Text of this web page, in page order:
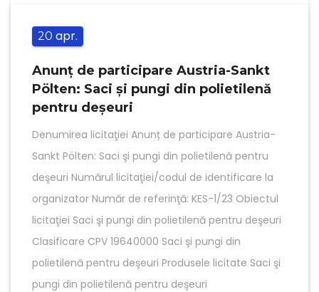
20 apr.
Anunț de participare Austria-Sankt
Pölten: Saci şi pungi din polietilenă
pentru deşeuri
Denumirea licitaţiei Anunț de participare Austria-
Sankt Pölten: Saci şi pungi din polietilenă pentru
deşeuri Numărul licitaţiei/codul de identificare la
organizator Număr de referinţă: KES-1/23 Obiectul
licitaţiei Saci şi pungi din polietilenă pentru deşeuri
Clasificare CPV 19640000 Saci şi pungi din
polietilenă pentru deşeuri Produsele licitate Saci şi
pungi din polietilenă pentru deşeuri